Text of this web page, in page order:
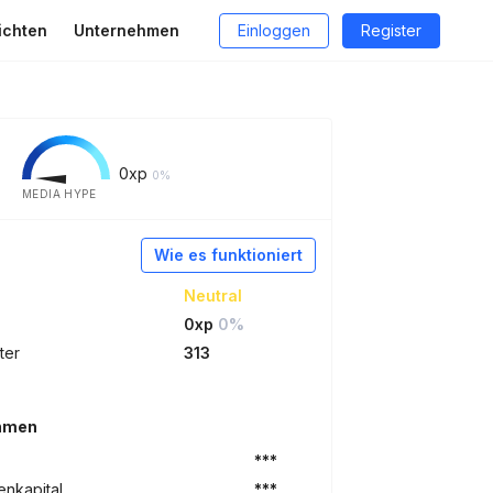
Unternehmen Einloggen Register
0xp 0%
MEDIA HYPE
Wie es funktioniert
Neutral
0xp 0%
313
***
***